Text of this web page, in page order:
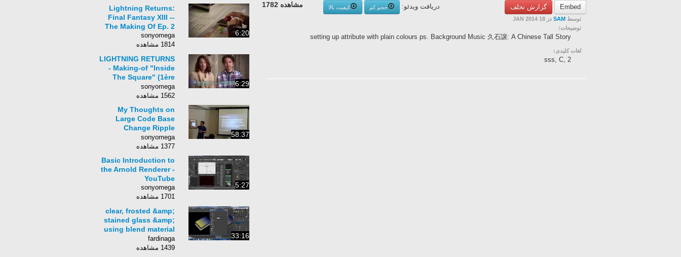
Embed گزارش تخلف مشاهده 1782 دریافت ویدئو: حجم کم
کیفیت بالا
توسط SAM در 18 JAN 2014
توضیحات:
setting up attribute with plain colours ps. Background Music 久石譲: A Chinese Tall Story
لغات کلیدی:
sss, C, 2
6:20
Lightning Returns:
Final Fantasy XIII --
The Making Of Ep. 2
sonyomega
1814 مشاهده
6:29
LIGHTNING RETURNS
- Making-of "Inside
The Square" (1ère
partie)
sonyomega
1562 مشاهده
58:37
My Thoughts on
Large Code Base
Change Ripple
Management in C++
sonyomega
1377 مشاهده
5:27
Basic Introduction to
the Arnold Renderer -
YouTube
sonyomega
1701 مشاهده
33:16
clear, frosted &amp;
stained glass &amp;
using blend material
خامة الزجاج في الماكس
fardinaga
1439 مشاهده